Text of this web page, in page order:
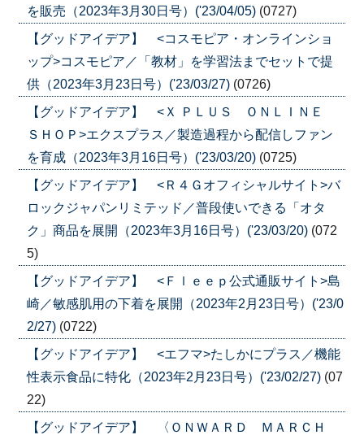
を販売（2023年3月30日号）('23/04/05) (0727)
【グッドアイデア】 <コスモピア・オンラインショ
ップ>コスモピア／「教材」を学習法までセットで提
供（2023年3月23日号）('23/03/27) (0726)
【グッドアイデア】 <Ｘ ＰＬＵＳ ＯＮＬＩＮＥ
ＳＨＯＰ>エクスプラス／製造過程から配信しファン
を育成（2023年3月16日号）('23/03/20) (0725)
【グッドアイデア】 <Ｒ４Ｇオフィシャルサイト>バ
ロックジャパンリミテッド／普段使いできる「オタ
ク」商品を展開（2023年3月16日号）('23/03/20) (072
5)
【グッドアイデア】 <Ｆｌｅｅｐ公式通販サイト>島
崎／敏感肌用の下着を展開（2023年2月23日号）('23/0
2/27) (0722)
【グッドアイデア】 <エフマ>たしかにプラス／機能
性表示食品に特化（2023年2月23日号）('23/02/27) (07
22)
【グッドアイデア】 〈ＯＮＷＡＲＤ ＭＡＲＣＨ